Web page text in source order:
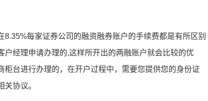
每家证券公司的融资融券账户的手续费都是有所区别
户经理申请办理的,这样所开出的两融账户就会比较的优
柜台进行办理的，在开户过程中，需要您提供您的身份证
协议。